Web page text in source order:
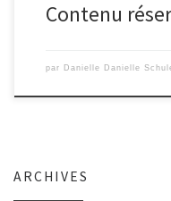
Contenu
par Danielle Danielle
ARCHIVES